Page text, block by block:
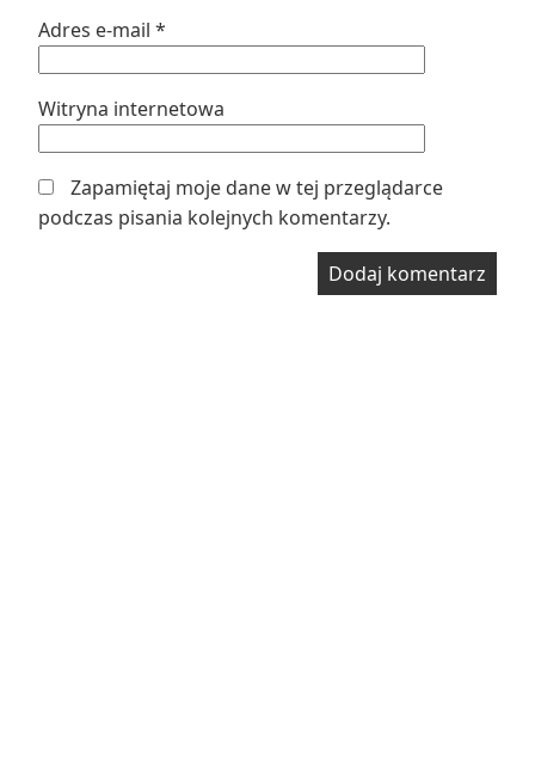
Adres e-mail *
Witryna internetowa
Zapamiętaj moje dane w tej przeglądarce
podczas pisania kolejnych komentarzy.